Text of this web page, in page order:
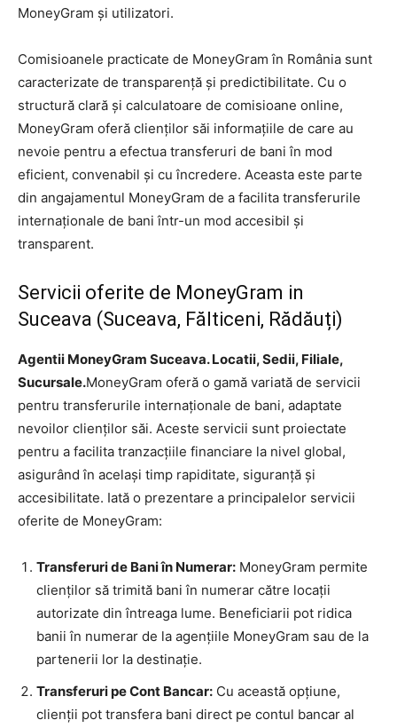
MoneyGram și utilizatori.
Comisioanele practicate de MoneyGram în România sunt
caracterizate de transparență și predictibilitate. Cu o
structură clară și calculatoare de comisioane online,
MoneyGram oferă clienților săi informațiile de care au
nevoie pentru a efectua transferuri de bani în mod
eficient, convenabil și cu încredere. Aceasta este parte
din angajamentul MoneyGram de a facilita transferurile
internaționale de bani într-un mod accesibil și
transparent.
Servicii oferite de MoneyGram in
Suceava (Suceava, Fălticeni, Rădăuți)
Agentii MoneyGram Suceava. Locatii, Sedii, Filiale,
Sucursale.MoneyGram oferă o gamă variată de servicii
pentru transferurile internaționale de bani, adaptate
nevoilor clienților săi. Aceste servicii sunt proiectate
pentru a facilita tranzacțiile financiare la nivel global,
asigurând în același timp rapiditate, siguranță și
accesibilitate. Iată o prezentare a principalelor servicii
oferite de MoneyGram:
Transferuri de Bani în Numerar: MoneyGram permite
clienților să trimită bani în numerar către locații
autorizate din întreaga lume. Beneficiarii pot ridica
banii în numerar de la agențiile MoneyGram sau de la
partenerii lor la destinație.
Transferuri pe Cont Bancar: Cu această opțiune,
clienții pot transfera bani direct pe contul bancar al